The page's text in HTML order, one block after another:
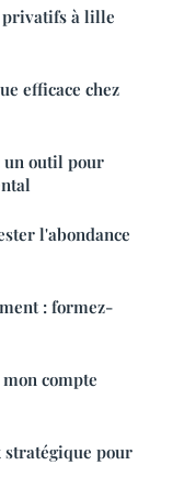
privatifs à lille
efficace chez
un outil pour
l'abondance
: formez-
compte
pour